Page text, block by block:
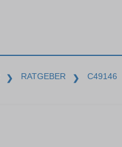
❯ RATGEBER ❯ C49146